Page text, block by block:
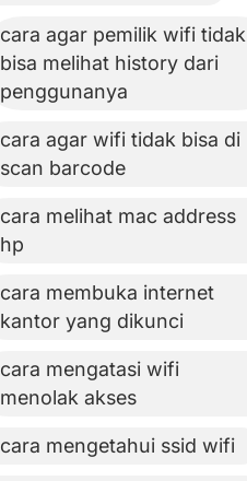
cara agar pemilik wifi tidak
bisa melihat history dari
penggunanya
cara agar wifi tidak bisa di
scan barcode
cara melihat mac address
hp
cara membuka internet
kantor yang dikunci
cara mengatasi wifi
menolak akses
cara mengetahui ssid wifi